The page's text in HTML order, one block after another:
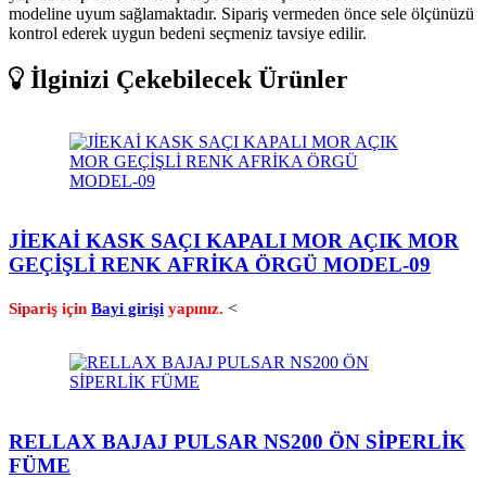
modeline uyum sağlamaktadır. Sipariş vermeden önce sele ölçünüzü
kontrol ederek uygun bedeni seçmeniz tavsiye edilir.
İlginizi Çekebilecek Ürünler
JİEKAİ KASK SAÇI KAPALI MOR AÇIK MOR
GEÇİŞLİ RENK AFRİKA ÖRGÜ MODEL-09
Sipariş için Bayi girişi yapınız. <
RELLAX BAJAJ PULSAR NS200 ÖN SİPERLİK
FÜME